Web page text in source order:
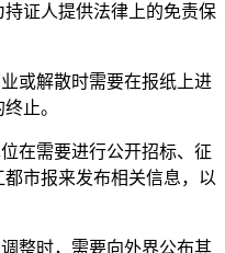
证人提供法律上的免责保
或解散时需要在报纸上进
止。
在需要进行公开招标、征
市报来发布相关信息，以
整时，需要向外界公布其